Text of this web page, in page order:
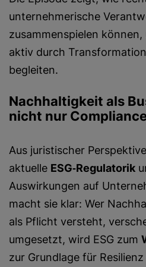
unternehmerische
zusammenspielen
aktiv durch
begleiten.
Nachhaltigkeit als
nicht nur
Aus juristischer
aktuelle ESG‑Regulatorik
Auswirkungen auf
macht sie klar: Wer
als Pflicht versteht,
umgesetzt, wird ESG zum
zur Grundlage für